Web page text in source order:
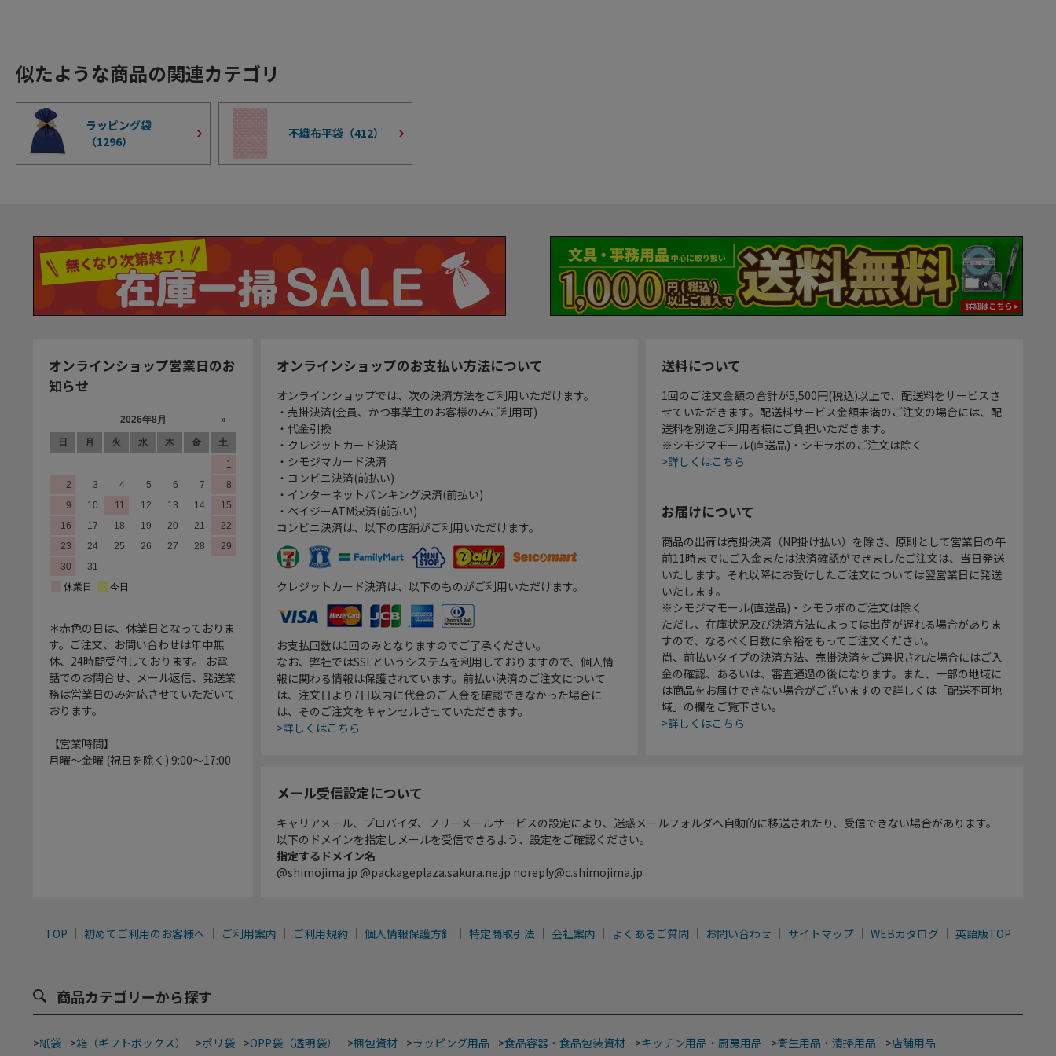
似たような商品の関連カテゴリ
ラッピング袋
（1296）
不織布平袋（412）
オンラインショップ営業日のお
知らせ
＊赤色の日は、休業日となっておりま
す。ご注文、お問い合わせは年中無
休、24時間受付しております。 お電
話でのお問合せ、メール返信、発送業
務は営業日のみ対応させていただいて
おります。
【営業時間】
月曜～金曜 (祝日を除く) 9:00～17:00
オンラインショップのお支払い方法について
オンラインショップでは、次の決済方法をご利用いただけます。
・売掛決済(会員、かつ事業主のお客様のみご利用可)
・代金引換
・クレジットカード決済
・シモジマカード決済
・コンビニ決済(前払い)
・インターネットバンキング決済(前払い)
・ペイジーATM決済(前払い)
コンビニ決済は、以下の店舗がご利用いただけます。
クレジットカード決済は、以下のものがご利用いただけます。
お支払回数は1回のみとなりますのでご了承ください。
なお、弊社ではSSLというシステムを利用しておりますので、個人情
報に関わる情報は保護されています。前払い決済のご注文について
は、注文日より7日以内に代金のご入金を確認できなかった場合に
は、そのご注文をキャンセルさせていただきます。
>詳しくはこちら
送料について
1回のご注文金額の合計が5,500円(税込)以上で、配送料をサービスさ
せていただきます。配送料サービス金額未満のご注文の場合には、配
送料を別途ご利用者様にご負担いただきます。
※シモジマモール(直送品)・シモラボのご注文は除く
>詳しくはこちら
お届けについて
商品の出荷は売掛決済（NP掛け払い）を除き、原則として営業日の午
前11時までにご入金または決済確認ができましたご注文は、当日発送
いたします。それ以降にお受けしたご注文については翌営業日に発送
いたします。
※シモジマモール(直送品)・シモラボのご注文は除く
ただし、在庫状況及び決済方法によっては出荷が遅れる場合がありま
すので、なるべく日数に余裕をもってご注文ください。
尚、前払いタイプの決済方法、売掛決済をご選択された場合にはご入
金の確認、あるいは、審査通過の後になります。また、一部の地域に
は商品をお届けできない場合がございますので詳しくは「配送不可地
域」の欄をご覧下さい。
>詳しくはこちら
メール受信設定について
キャリアメール、プロバイダ、フリーメールサービスの設定により、迷惑メールフォルダへ自動的に移送されたり、受信できない場合があります。
以下のドメインを指定しメールを受信できるよう、設定をご確認ください。
指定するドメイン名
@shimojima.jp @packageplaza.sakura.ne.jp noreply@c.shimojima.jp
TOP 初めてご利用のお客様へ ご利用案内 ご利用規約 個人情報保護方針 特定商取引法 会社案内 よくあるご質問 お問い合わせ サイトマップ WEBカタログ 英語版TOP
商品カテゴリーから探す
>紙袋 >箱（ギフトボックス） >ポリ袋 >OPP袋（透明袋） >梱包資材 >ラッピング用品 >食品容器・食品包装資材 >キッチン用品・厨房用品 >衛生用品・清掃用品 >店舗用品